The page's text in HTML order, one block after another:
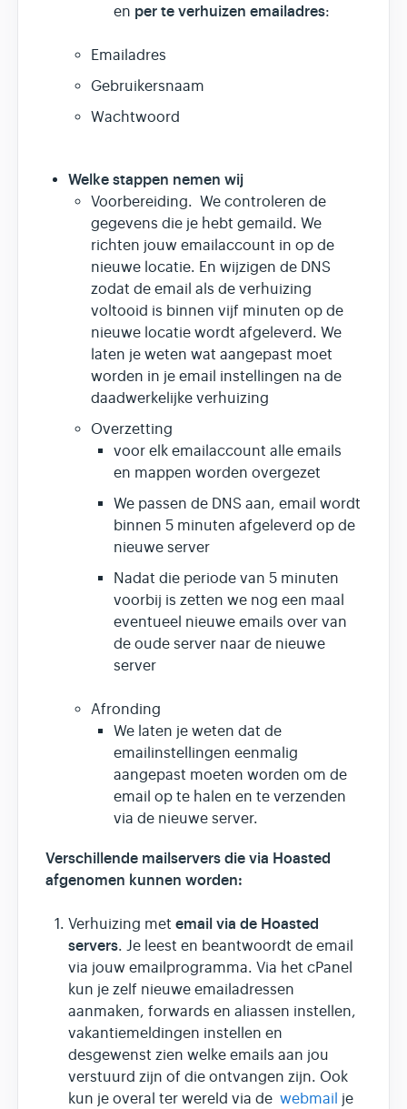
en per te verhuizen emailadres:
Emailadres
Gebruikersnaam
Wachtwoord
Welke stappen nemen wij
Voorbereiding. We controleren de
gegevens die je hebt gemaild. We
richten jouw emailaccount in op de
nieuwe locatie. En wijzigen de DNS
zodat de email als de verhuizing
voltooid is binnen vijf minuten op de
nieuwe locatie wordt afgeleverd. We
laten je weten wat aangepast moet
worden in je email instellingen na de
daadwerkelijke verhuizing
Overzetting
voor elk emailaccount alle emails
en mappen worden overgezet
We passen de DNS aan, email wordt
binnen 5 minuten afgeleverd op de
nieuwe server
Nadat die periode van 5 minuten
voorbij is zetten we nog een maal
eventueel nieuwe emails over van
de oude server naar de nieuwe
server
Afronding
We laten je weten dat de
emailinstellingen eenmalig
aangepast moeten worden om de
email op te halen en te verzenden
via de nieuwe server.
Verschillende mailservers die via Hoasted
afgenomen kunnen worden:
Verhuizing met email via de Hoasted
servers. Je leest en beantwoordt de email
via jouw emailprogramma. Via het cPanel
kun je zelf nieuwe emailadressen
aanmaken, forwards en aliassen instellen,
vakantiemeldingen instellen en
desgewenst zien welke emails aan jou
verstuurd zijn of die ontvangen zijn. Ook
kun je overal ter wereld via de webmail je